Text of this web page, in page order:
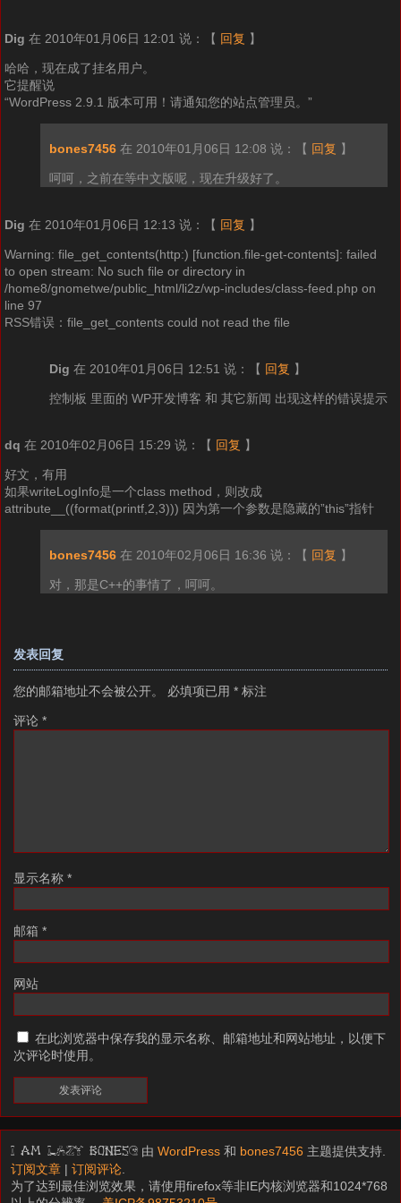
Dig 在 2010年01月06日 12:01 说： 【 回复 】
哈哈，现在成了挂名用户。
它提醒说
“WordPress 2.9.1 版本可用！请通知您的站点管理员。”
bones7456 在 2010年01月06日 12:08 说： 【 回复 】
呵呵，之前在等中文版呢，现在升级好了。
Dig 在 2010年01月06日 12:13 说： 【 回复 】
Warning: file_get_contents(http:) [function.file-get-contents]: failed
to open stream: No such file or directory in
/home8/gnometwe/public_html/li2z/wp-includes/class-feed.php on
line 97
RSS错误：file_get_contents could not read the file
Dig 在 2010年01月06日 12:51 说： 【 回复 】
控制板 里面的 WP开发博客 和 其它新闻 出现这样的错误提示
dq 在 2010年02月06日 15:29 说： 【 回复 】
好文，有用
如果writeLogInfo是一个class method，则改成
attribute__((format(printf,2,3))) 因为第一个参数是隐藏的”this”指针
bones7456 在 2010年02月06日 16:36 说： 【 回复 】
对，那是C++的事情了，呵呵。
发表回复
您的邮箱地址不会被公开。 必填项已用 * 标注
评论 *
显示名称 *
邮箱 *
网站
在此浏览器中保存我的显示名称、邮箱地址和网站地址，以便下
次评论时使用。
I am LAZY bones? 由WordPress 和 bones7456 主题提供支持.
订阅文章 |订阅评论
为了达到最佳浏览效果，请使用firefox等非IE内核浏览器和1024*768